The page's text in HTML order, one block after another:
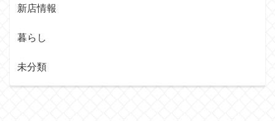
新店情報
暮らし
未分類